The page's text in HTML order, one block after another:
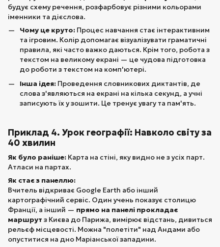
будує схему речення, розфарбовує різними кольорами
іменники та дієслова.
Чому це круто: Процес навчання стає інтерактивним
та ігровим. Колір допомагає візуалізувати граматичні
правила, які часто важко даються. Крім того, робота з
текстом на великому екрані — це чудова підготовка
до роботи з текстом на комп'ютері.
Інша ідея: Проведення словникових диктантів, де
слова з'являються на екрані на кілька секунд, а учні
записують їх у зошити. Це тренує увагу та пам'ять.
Приклад 4. Урок географії: Навколо світу за
40 хвилин
Як було раніше: Карта на стіні, яку видно не з усіх парт.
Атласи на партах.
Як стає з панеллю:
Вчитель відкриває Google Earth або інший
картографічний сервіс. Один учень показує столицю
Франції, а інший — прямо на панелі прокладає
маршрут з Києва до Парижа, вимірює відстань, дивиться
рельєф місцевості. Можна "полетіти" над Андами або
опуститися на дно Маріанської западини.